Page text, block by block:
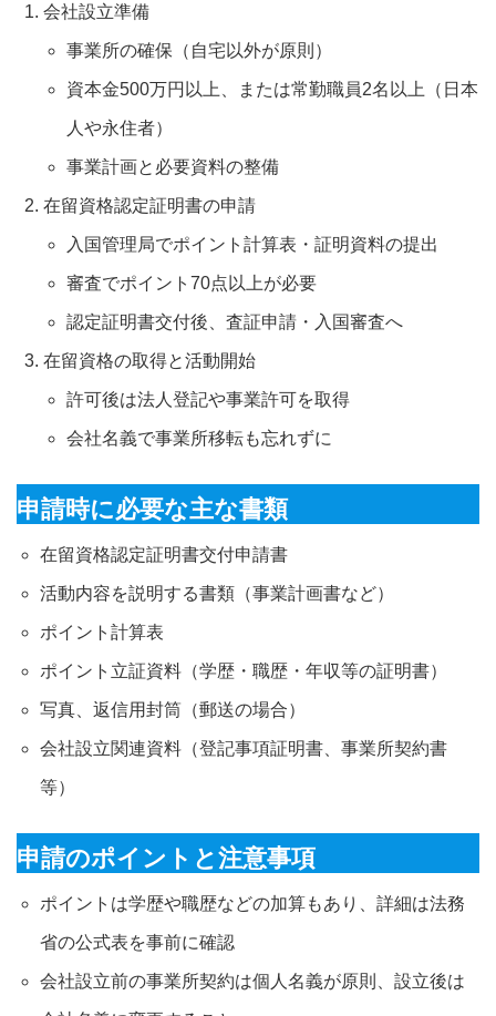
会社設立準備
事業所の確保（自宅以外が原則）
資本金500万円以上、または常勤職員2名以上（日本
人や永住者）
事業計画と必要資料の整備
在留資格認定証明書の申請
入国管理局でポイント計算表・証明資料の提出
審査でポイント70点以上が必要
認定証明書交付後、査証申請・入国審査へ
在留資格の取得と活動開始
許可後は法人登記や事業許可を取得
会社名義で事業所移転も忘れずに
申請時に必要な主な書類
在留資格認定証明書交付申請書
活動内容を説明する書類（事業計画書など）
ポイント計算表
ポイント立証資料（学歴・職歴・年収等の証明書）
写真、返信用封筒（郵送の場合）
会社設立関連資料（登記事項証明書、事業所契約書
等）
申請のポイントと注意事項
ポイントは学歴や職歴などの加算もあり、詳細は法務
省の公式表を事前に確認
会社設立前の事業所契約は個人名義が原則、設立後は